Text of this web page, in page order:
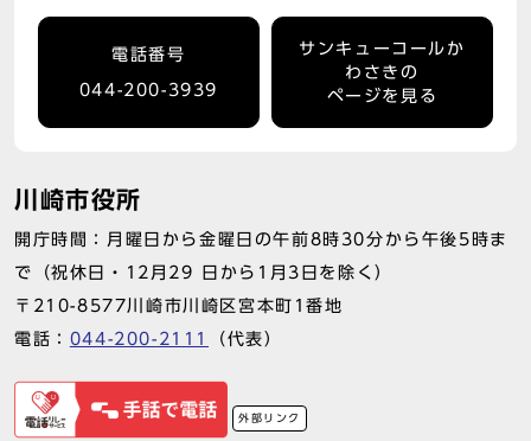
電話番号
044-200-3939
サンキューコールか
わさきの
ページを見る
川崎市役所
開庁時間：月曜日から金曜日の午前8時30分から午後5時ま
で（祝休日・12月29 日から1月3日を除く）
〒210-8577川崎市川崎区宮本町1番地
電話： 044-200-2111 （代表）
外部リンク